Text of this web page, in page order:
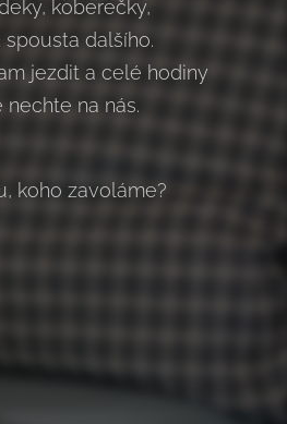
koberečky,
dalšího.
jezdit a celé hodiny
na nás.
koho zavoláme?